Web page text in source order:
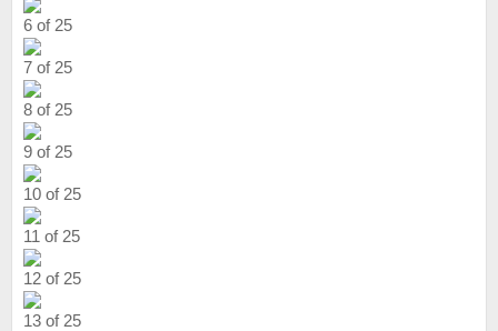
6 of 25
7 of 25
8 of 25
9 of 25
10 of 25
11 of 25
12 of 25
13 of 25